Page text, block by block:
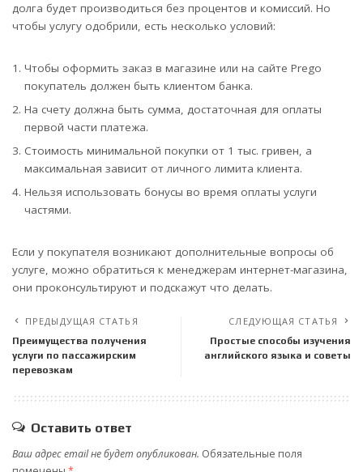
долга будет производиться без процентов и комиссий. Но
чтобы услугу одобрили, есть несколько условий:
Чтобы оформить заказ в магазине или на сайте Prego
покупатель должен быть клиентом банка.
На счету должна быть сумма, достаточная для оплаты
первой части платежа.
Стоимость минимальной покупки от 1 тыс. гривен, а
максимальная зависит от личного лимита клиента.
Нельзя использовать бонусы во время оплаты услуги
частями.
Если у покупателя возникают дополнительные вопросы об
услуге, можно обратиться к менеджерам интернет-магазина,
они проконсультируют и подскажут что делать.
ПРЕДЫДУЩАЯ СТАТЬЯ
Преимущества получения
услуги по пассажирским
перевозкам
СЛЕДУЮЩАЯ СТАТЬЯ
Простые способы изучения
английского языка и советы
Оставить ответ
Ваш адрес email не будет опубликован. Обязательные поля